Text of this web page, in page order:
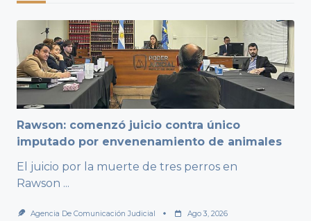
Rawson: comenzó juicio contra único
imputado por envenenamiento de animales
El juicio por la muerte de tres perros en
Rawson ...
Agencia De Comunicación Judicial Ago 3, 2026